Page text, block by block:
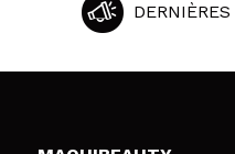
DERNIÈRES